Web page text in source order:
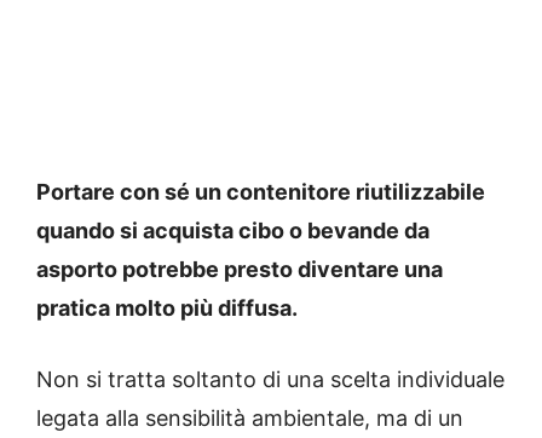
Portare con sé un contenitore riutilizzabile
quando si acquista cibo o bevande da
asporto potrebbe presto diventare una
pratica molto più diffusa.
Non si tratta soltanto di una scelta individuale
legata alla sensibilità ambientale, ma di un